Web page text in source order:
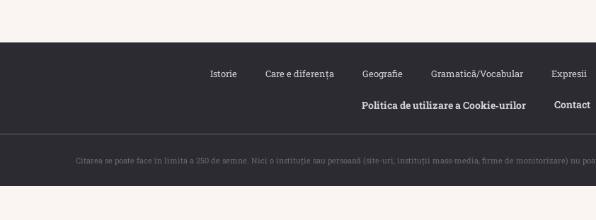
Istorie Care e diferența Geografie Gramatică/Vocabular Expresii
Politica de utilizare a Cookie‐urilor Contact
Citarea se poate face în limita a 250 de semne. Nici o instituţie sau persoană (site-uri, instituţii mass-media, firme de monitorizare) nu